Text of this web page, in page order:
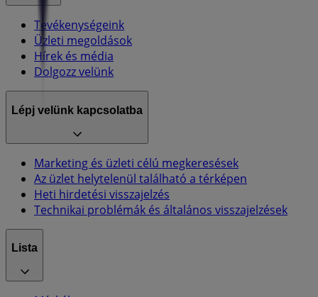
Tevékenységeink
Üzleti megoldások
Hírek és média
Dolgozz velünk
Lépj velünk kapcsolatba
Marketing és üzleti célú megkeresések
Az üzlet helytelenül található a térképen
Heti hirdetési visszajelzés
Technikai problémák és általános visszajelzések
Lista